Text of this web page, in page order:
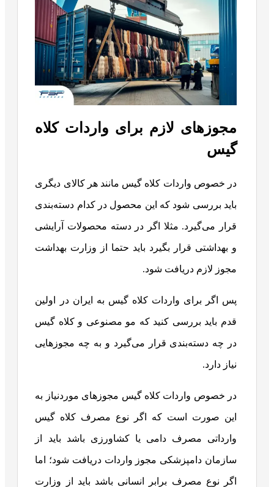
مجوزهای لازم برای واردات کلاه
گیس
در خصوص واردات کلاه گیس مانند هر کالای دیگری
باید بررسی شود که این محصول در کدام دسته‌بندی
قرار می‌گیرد. مثلا اگر در دسته محصولات آرایشی
و بهداشتی قرار بگیرد باید حتما از وزارت بهداشت
مجوز لازم دریافت شود.
پس اگر برای واردات کلاه گیس به ایران در اولین
قدم باید بررسی کنید که مو مصنوعی و کلاه گیس
در چه دسته‌بندی قرار می‌گیرد و به چه مجوزهایی
نیاز دارد.
در خصوص واردات کلاه گیس مجوزهای موردنیاز به
این صورت است که اگر نوع مصرف کلاه گیس
وارداتی مصرف دامی یا کشاورزی باشد باید از
سازمان دامپزشکی مجوز واردات دریافت شود؛ اما
اگر نوع مصرف برابر انسانی باشد باید از وزارت